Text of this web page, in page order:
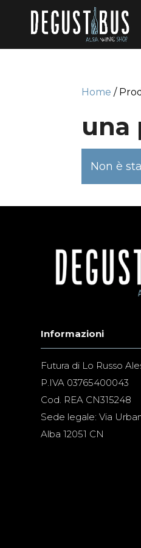
Home /
una
Non è
Informazioni
Futura di Lo Russo
P.IVA 03765400043
Cod. REA CN315248
Sede legale: Via
Alba 12051 CN